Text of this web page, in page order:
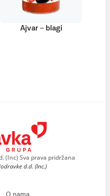
Ajvar – blagi
(Inc) Sva prava pridržana
d.d. (Inc.)
O nama